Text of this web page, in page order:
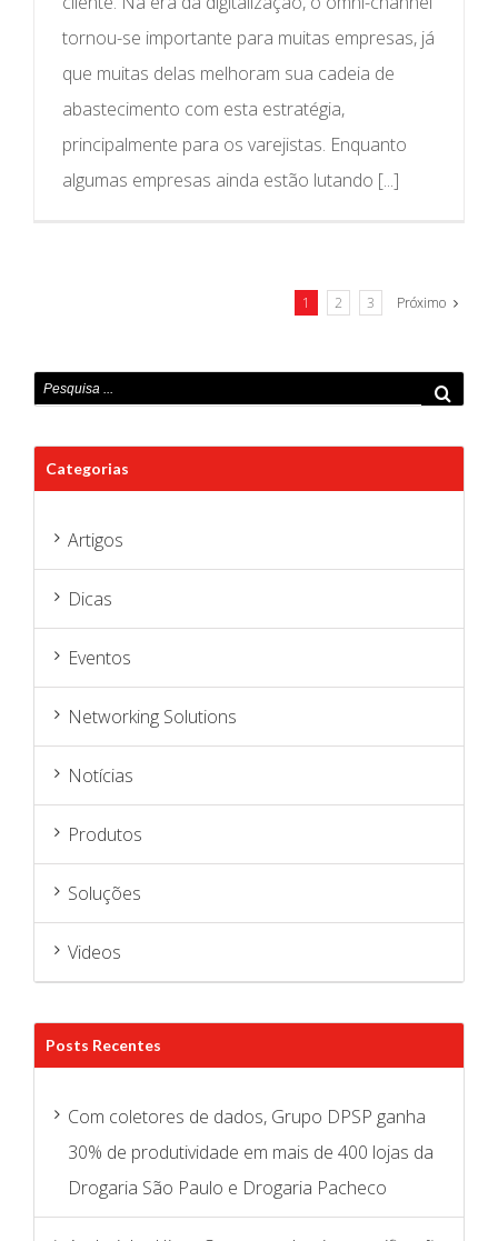
tornou-se importante para muitas empresas, já
que muitas delas melhoram sua cadeia de
abastecimento com esta estratégia,
principalmente para os varejistas. Enquanto
algumas empresas ainda estão lutando [...]
1 2 3 Próximo
Categorias
Artigos
Dicas
Eventos
Networking Solutions
Notícias
Produtos
Soluções
Videos
Posts Recentes
Com coletores de dados, Grupo DPSP ganha
30% de produtividade em mais de 400 lojas da
Drogaria São Paulo e Drogaria Pacheco